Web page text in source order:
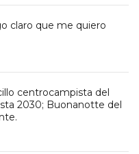
claro que me quiero
centrocampista del
2030; Buonanotte del